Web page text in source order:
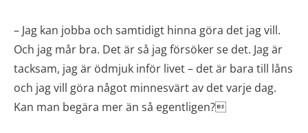
– Jag kan jobba och samtidigt hinna göra det jag vill.
Och jag mår bra. Det är så jag försöker se det. Jag är
tacksam, jag är ödmjuk inför livet – det är bara till låns
och jag vill göra något minnesvärt av det varje dag.
Kan man begära mer än så egentligen?